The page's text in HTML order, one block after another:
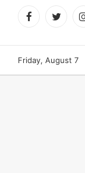
FacebookTwitter
Friday, August 7